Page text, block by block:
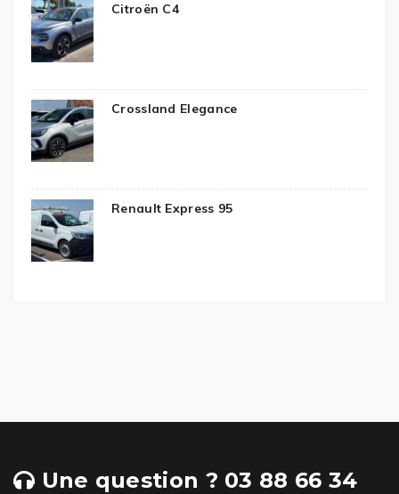
Citroën C4
Crossland Elegance
Renault Express 95
Une question ? 03 88 66 34